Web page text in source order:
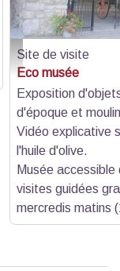
Vue extérieure du
Site de visite
Eco musée
Exposition
d'époque et
Vidéo explicative
l'huile d'olive.
Musée
visites guidées
mercredis matins